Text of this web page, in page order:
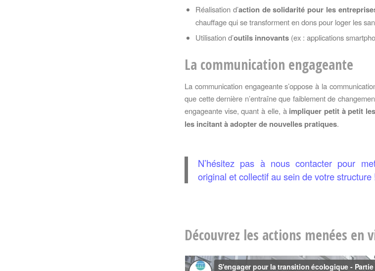
Réalisation d’action de solidarité pour les
chauffage qui se transforment en dons pour loger les
Utilisation d’outils innovants(ex : applications
La communication engageante
La communication engageante s’oppose à la
que cette dernière n’entraîne que faiblement de
engageante vise, quant à elle, àimpliquer petit à petit
les incitant à adopter de nouvelles pratiques.
N’hésitez pas à nous contacter pour
original et collectif au sein de votre structure
Découvrez les actions menées en